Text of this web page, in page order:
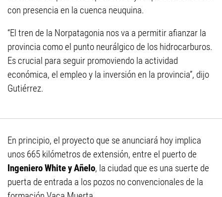
con presencia en la cuenca neuquina.
“El tren de la Norpatagonia nos va a permitir afianzar la
provincia como el punto neurálgico de los hidrocarburos.
Es crucial para seguir promoviendo la actividad
económica, el empleo y la inversión en la provincia”, dijo
Gutiérrez.
En principio, el proyecto que se anunciará hoy implica
unos 665 kilómetros de extensión, entre el puerto de
Ingeniero White y Añelo, la ciudad que es una suerte de
puerta de entrada a los pozos no convencionales de la